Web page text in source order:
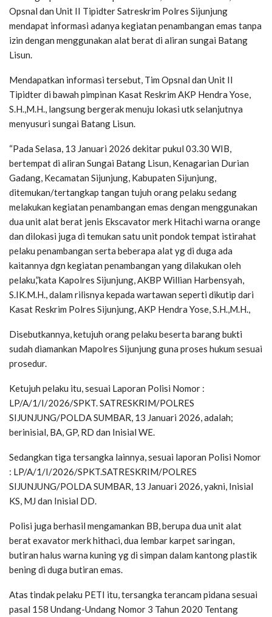
Opsnal dan Unit II Tipidter Satreskrim Polres Sijunjung
mendapat informasi adanya kegiatan penambangan emas tanpa
izin dengan menggunakan alat berat di aliran sungai Batang
Lisun.
Mendapatkan informasi tersebut, Tim Opsnal dan Unit II
Tipidter di bawah pimpinan Kasat Reskrim AKP Hendra Yose,
S.H.,M.H., langsung bergerak menuju lokasi utk selanjutnya
menyusuri sungai Batang Lisun.
“Pada Selasa, 13 Januari 2026 dekitar pukul 03.30 WIB,
bertempat di aliran Sungai Batang Lisun, Kenagarian Durian
Gadang, Kecamatan Sijunjung, Kabupaten Sijunjung,
ditemukan/tertangkap tangan tujuh orang pelaku sedang
melakukan kegiatan penambangan emas dengan menggunakan
dua unit alat berat jenis Ekscavator merk Hitachi warna orange
dan dilokasi juga di temukan satu unit pondok tempat istirahat
pelaku penambangan serta beberapa alat yg di duga ada
kaitannya dgn kegiatan penambangan yang dilakukan oleh
pelaku,”kata Kapolres Sijunjung, AKBP Willian Harbensyah,
S.IK.M.H., dalam rilisnya kepada wartawan seperti dikutip dari
Kasat Reskrim Polres Sijunjung, AKP Hendra Yose, S.H.,M.H.,
Disebutkannya, ketujuh orang pelaku beserta barang bukti
sudah diamankan Mapolres Sijunjung guna proses hukum sesuai
prosedur.
Ketujuh pelaku itu, sesuai Laporan Polisi Nomor :
LP/A/1/I/2026/SPKT. SATRESKRIM/POLRES
SIJUNJUNG/POLDA SUMBAR, 13 Januari 2026, adalah;
berinisial, BA, GP, RD dan Inisial WE.
Sedangkan tiga tersangka lainnya, sesuai laporan Polisi Nomor
: LP/A/1/I/2026/SPKT.SATRESKRIM/POLRES
SIJUNJUNG/POLDA SUMBAR, 13 Januari 2026, yakni, Inisial
KS, MJ dan Inisial DD.
Polisi juga berhasil mengamankan BB, berupa dua unit alat
berat exavator merk hithaci, dua lembar karpet saringan,
butiran halus warna kuning yg di simpan dalam kantong plastik
bening di duga butiran emas.
Atas tindak pelaku PETI itu, tersangka terancam pidana sesuai
pasal 158 Undang-Undang Nomor 3 Tahun 2020 Tentang